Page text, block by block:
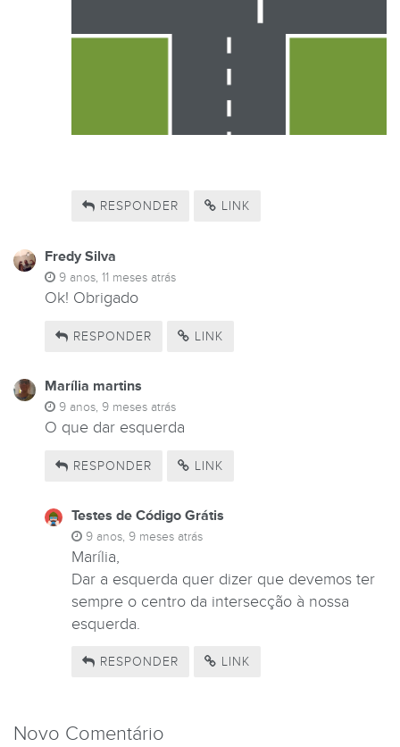
RESPONDER LINK
Fredy Silva
9 anos, 11 meses atrás
Ok! Obrigado
RESPONDER LINK
Marília martins
9 anos, 9 meses atrás
O que dar esquerda
RESPONDER LINK
Testes de Código Grátis
9 anos, 9 meses atrás
Marília,
Dar a esquerda quer dizer que devemos ter
sempre o centro da intersecção à nossa
esquerda.
RESPONDER LINK
Novo Comentário